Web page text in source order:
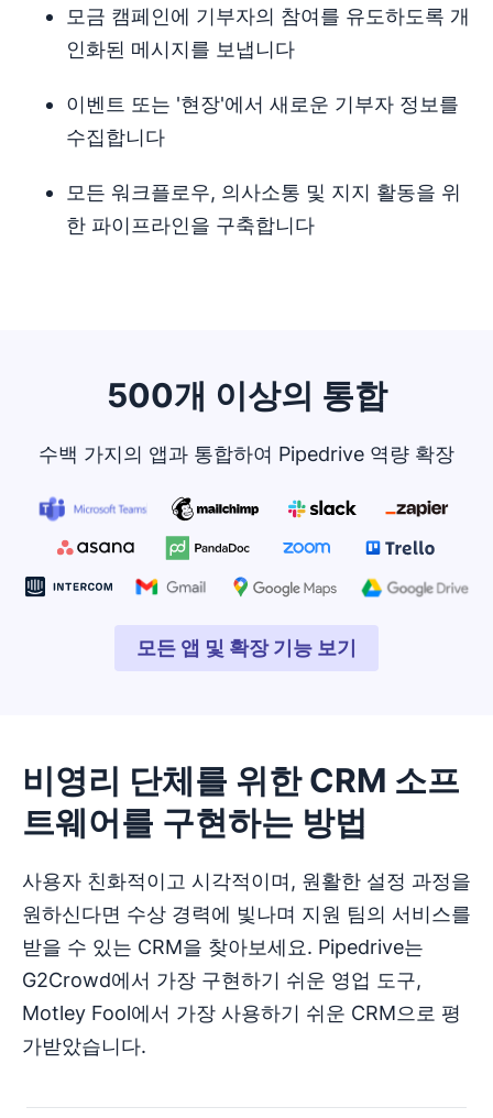
모금 캠페인에 기부자의 참여를 유도하도록 개
인화된 메시지를 보냅니다
이벤트 또는 '현장'에서 새로운 기부자 정보를
수집합니다
모든 워크플로우, 의사소통 및 지지 활동을 위
한 파이프라인을 구축합니다
500개 이상의 통합
수백 가지의 앱과 통합하여 Pipedrive 역량 확장
모든 앱 및 확장 기능 보기
새 창에서 열기
비영리 단체를 위한 CRM 소프
트웨어를 구현하는 방법
사용자 친화적이고 시각적이며, 원활한 설정 과정을
원하신다면 수상 경력에 빛나며 지원 팀의 서비스를
받을 수 있는 CRM을 찾아보세요. Pipedrive는
G2Crowd에서 가장 구현하기 쉬운 영업 도구,
Motley Fool에서 가장 사용하기 쉬운 CRM으로 평
가받았습니다.